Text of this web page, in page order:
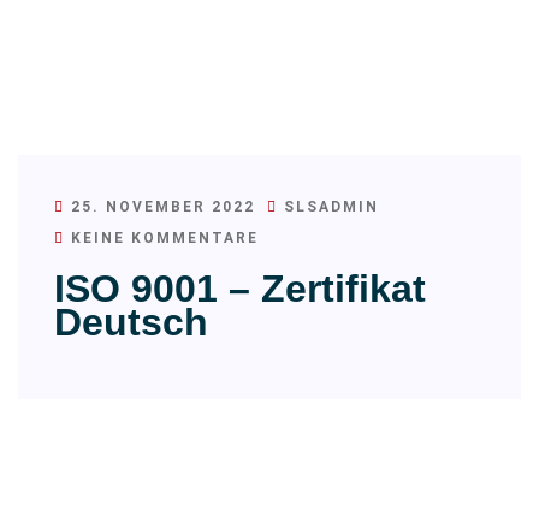
25. NOVEMBER 2022
SLSADMIN
KEINE KOMMENTARE
ISO 9001 – Zertifikat
Deutsch